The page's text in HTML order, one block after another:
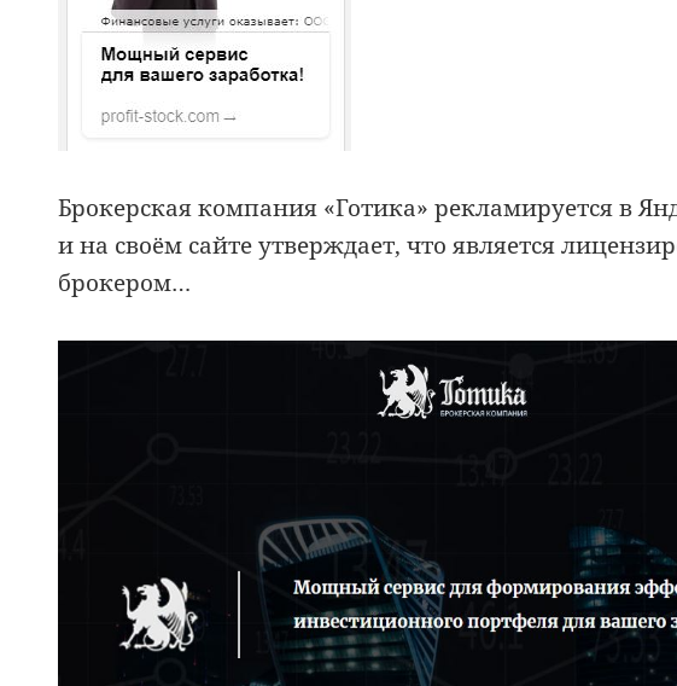
Брокерская компания «Готика» рекламируется в
и на своём сайте утверждает, что является
брокером…